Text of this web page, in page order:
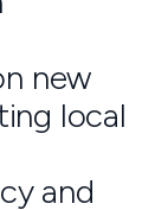
new
local
and